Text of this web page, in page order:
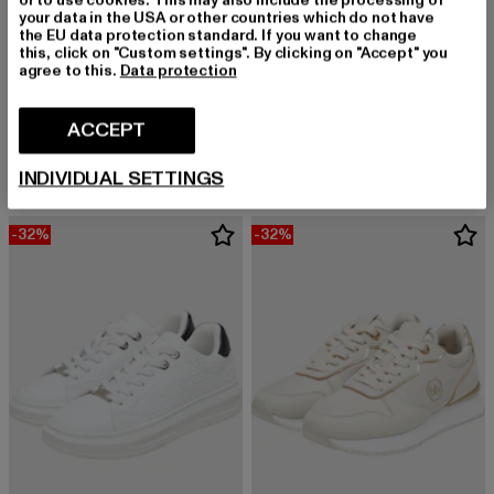
BRUNO BANANI
LAX LOW W
EUR 33,99
Derzeitiger Preis: EUR 33,99
-32% -32%
your data in the USA or other countries which do not have
the EU data protection standard. If you want to change
this, click on "Custom settings". By clicking on "Accept" you
agree to this. Data protection
ACCEPT
INDIVIDUAL SETTINGS